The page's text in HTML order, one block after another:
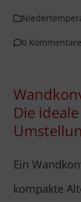
0 Kommentare
Die
Ein
kompakte